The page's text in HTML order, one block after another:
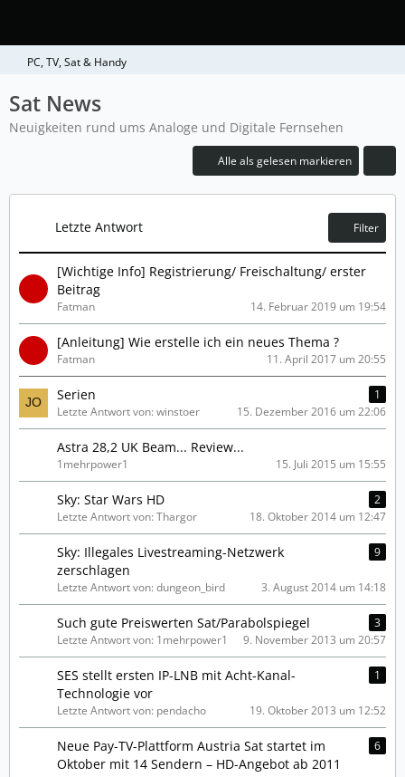
PC, TV, Sat & Handy
Sat News
Neuigkeiten rund ums Analoge und Digitale Fernsehen
Alle als gelesen markieren
Letzte Antwort Filter
[Wichtige Info] Registrierung/ Freischaltung/ erster
Beitrag
Fatman 14. Februar 2019 um 19:54
[Anleitung] Wie erstelle ich ein neues Thema ?
Fatman 11. April 2017 um 20:55
Serien
1
Letzte Antwort von: winstoer
15. Dezember 2016 um 22:06
Astra 28,2 UK Beam... Review...
1mehrpower1 15. Juli 2015 um 15:55
Sky: Star Wars HD
2
Letzte Antwort von: Thargor
18. Oktober 2014 um 12:47
Sky: Illegales Livestreaming-Netzwerk
zerschlagen
9
Letzte Antwort von: dungeon_bird 3. August 2014 um 14:18
Such gute Preiswerten Sat/Parabolspiegel
3
Letzte Antwort von: 1mehrpower1
9. November 2013 um 20:57
SES stellt ersten IP-LNB mit Acht-Kanal-
Technologie vor
1
Letzte Antwort von: pendacho 19. Oktober 2013 um 12:52
Neue Pay-TV-Plattform Austria Sat startet im
Oktober mit 14 Sendern – HD-Angebot ab 2011
6